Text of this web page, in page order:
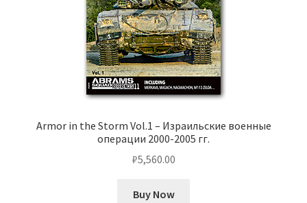
Armor in the Storm Vol.1 – Израильские военные
операции 2000-2005 гг.
₽5,560.00
Buy Now